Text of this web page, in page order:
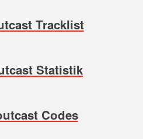
Tracklist
Statistik
Codes